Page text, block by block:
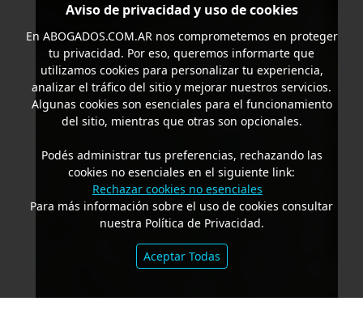
Aviso de privacidad y uso de cookies
En ABOGADOS.COM.ARnos comprometemos en proteger
tu privacidad. Por eso, queremos informarte que
utilizamos cookies para personalizar tu experiencia,
analizar el tráfico del sitio y mejorar nuestros servicios.
Algunas cookies son esenciales para el funcionamiento
del sitio, mientras que otras son opcionales.
Podés administrar tus preferencias, rechazando las
cookies no esenciales en el siguiente link:
Rechazar cookies no esenciales
Para más información sobre el uso de cookies consultar
nuestra Política de Privacidad.
Aceptar Todas